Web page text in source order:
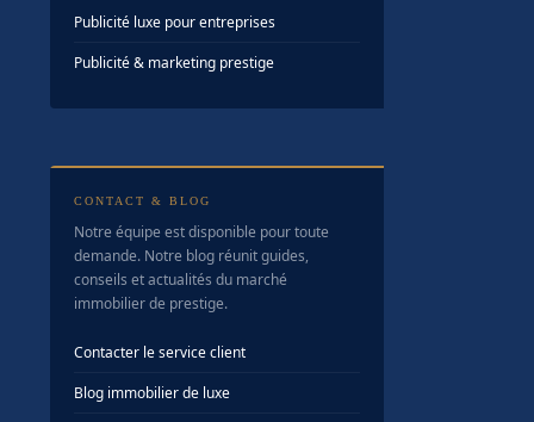
Publicité luxe pour entreprises
Publicité & marketing prestige
CONTACT & BLOG
Notre équipe est disponible pour toute
demande. Notre blog réunit guides,
conseils et actualités du marché
immobilier de prestige.
Contacter le service client
Blog immobilier de luxe